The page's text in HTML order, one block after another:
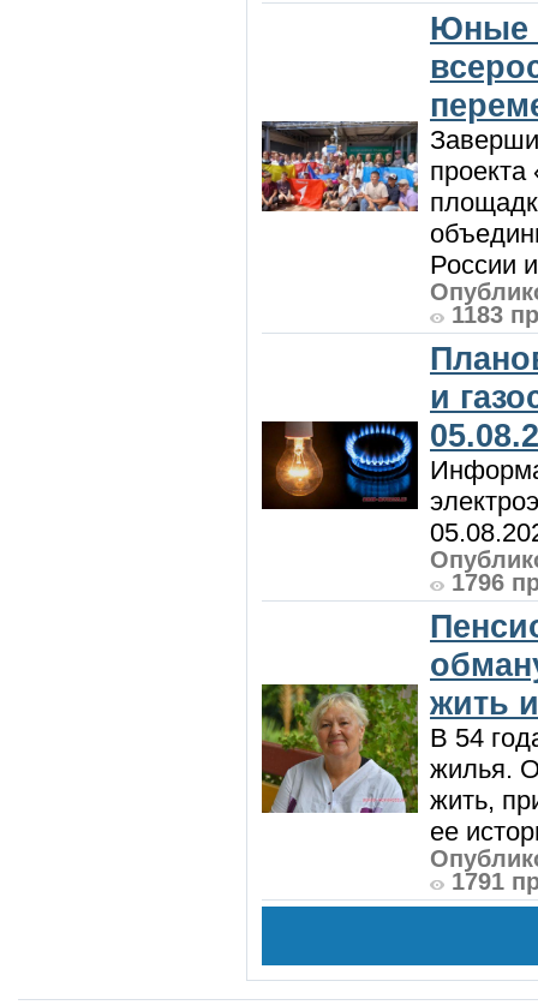
Юные
России
1183
и
1796
жить
В 54
жилья.
жить,
ее
1791